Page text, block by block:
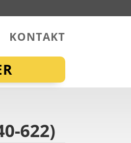
KONTAKT
622)